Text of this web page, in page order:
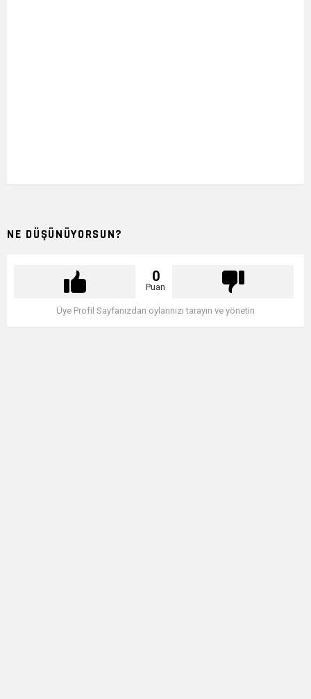
NE DÜŞÜNÜYORSUN?
0
Puan
Üye Profil Sayfanızdan oylarınızı tarayın ve yönetin